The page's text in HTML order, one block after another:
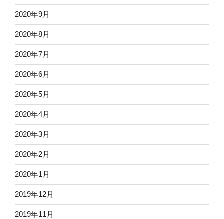
2020年9月
2020年8月
2020年7月
2020年6月
2020年5月
2020年4月
2020年3月
2020年2月
2020年1月
2019年12月
2019年11月